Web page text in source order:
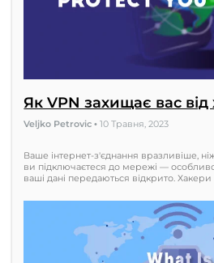
Як VPN захищає вас від
Veljko Petrovic•10 Травня, 2023
Ваше інтернет-з'єднання вразливіше,
ви підключаєтеся до мережі —
ваші дані передаються відкрито. Хакери